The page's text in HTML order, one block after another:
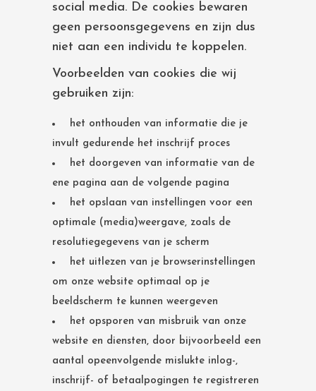
social media. De cookies bewaren
geen persoonsgegevens en zijn dus
niet aan een individu te koppelen.
Voorbeelden van cookies die wij
gebruiken zijn:
het onthouden van informatie die je
invult gedurende het inschrijf proces
het doorgeven van informatie van de
ene pagina aan de volgende pagina
het opslaan van instellingen voor een
optimale (media)weergave, zoals de
resolutiegegevens van je scherm
het uitlezen van je browserinstellingen
om onze website optimaal op je
beeldscherm te kunnen weergeven
het opsporen van misbruik van onze
website en diensten, door bijvoorbeeld een
aantal opeenvolgende mislukte inlog-,
inschrijf- of betaalpogingen te registreren